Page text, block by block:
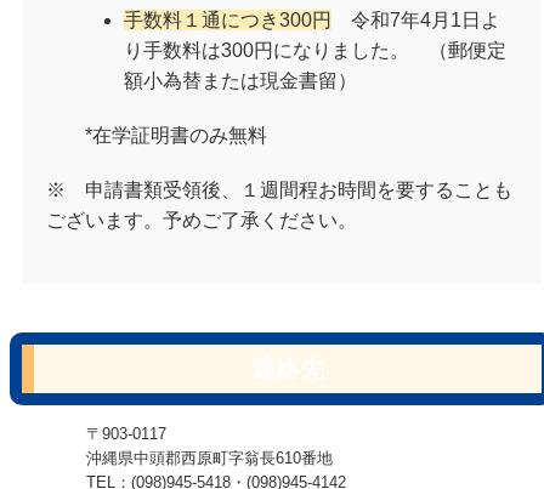
手数料１通につき300円
令和7年4月1日よ
り手数料は300円になりました。 （郵便定
額小為替または現金書留）
*在学証明書のみ無料
※ 申請書類受領後、１週間程お時間を要することも
ございます。予めご了承ください。
〒903-0117
沖縄県中頭郡西原町字翁長610番地
TEL：(098)945-5418・(098)945-4142